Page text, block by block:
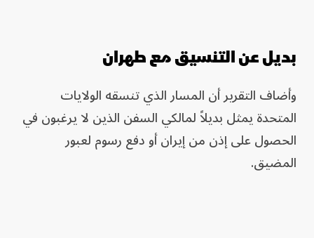
بديل عن التنسيق مع طهران
وأضاف التقرير أن المسار الذي تنسقه الولايات
المتحدة يمثل بديلاً لمالكي السفن الذين لا يرغبون في
الحصول على إذن من إيران أو دفع رسوم لعبور
المضيق.